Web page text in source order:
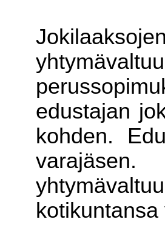
edustajan
kohden.
varajäsen.